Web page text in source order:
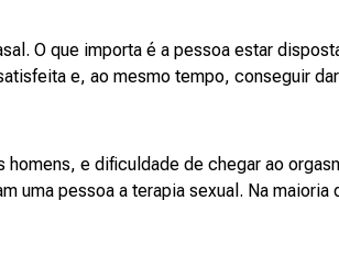
O que importa é a pessoa estar
e, ao mesmo tempo, conseguir
e dificuldade de chegar ao
uma pessoa a terapia sexual. Na maioria